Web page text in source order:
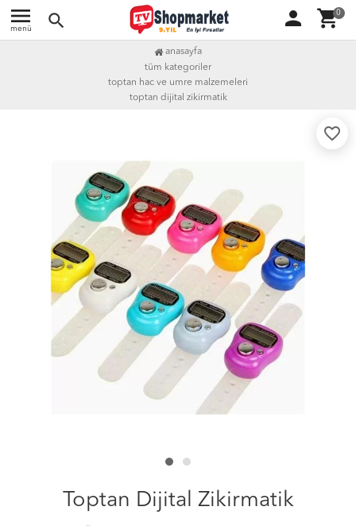
menu
menü search person shopping_cart0
anasayfa
tüm kategoriler
toptan hac ve umre malzemeleri
toptan dijital zikirmatik
favorite_border
Toptan Dijital Zikirmatik